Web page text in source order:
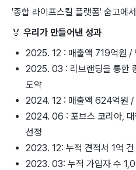
'종합 라이프스킬 플랫폼' 숨고에
🏅 우리가 만들어낸 성과
2025. 12 : 매출액 719억원 /
2025. 03 : 리브랜딩을 통한
도약
2024. 12 : 매출액 624억원 /
2024. 06 : 포브스 코리아,
선정
2023. 12: 누적 견적서 1억 건
2023. 03: 누적 가입자 수